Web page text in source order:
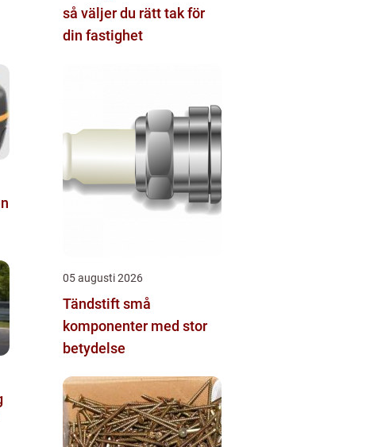
så väljer du rätt tak för
din fastighet
05 augusti 2026
Tändstift små
komponenter med stor
betydelse